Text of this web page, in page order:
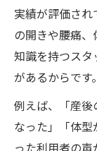
接骨
ト
骨盤
実績が評価さ
の開きや腰痛
知識を持つス
があるからです。
例えば、「産
なった」「体